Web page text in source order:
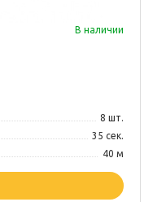
В наличии
8 шт.
35 сек.
40 м